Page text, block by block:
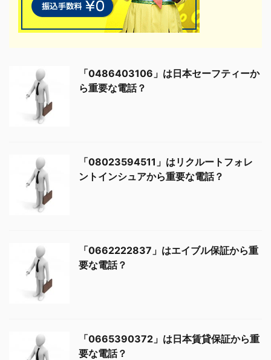
「0486403106」は日本セーフティーか
ら重要な電話？
「08023594511」はリクルートフォレ
ントインシュアから重要な電話？
「0662222837」はエイブル保証から重
要な電話？
「0665390372」は日本賃貸保証から重
要な電話？